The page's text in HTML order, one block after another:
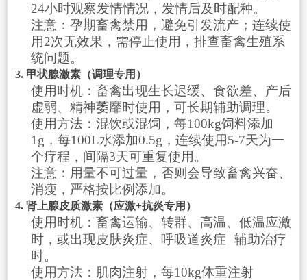
24小时观察发情情况，发情后及时配种。
注意：孕期畜禽禁用，避免引发流产；连续使
用2次无效果，需停止使用，排查畜禽生殖系
统问题。
3. 甲状腺激素（调理专用）
使用时机：畜禽出现生长迟缓、食欲差、产后
虚弱、精神萎靡时使用，可长期辅助调理。
使用方法：混饮或混饲，每100kg饲料添加
1g，每100L水添加0.5g，连续使用5-7天为一
个疗程，间隔3天可重复使用。
注意：用量不可过量，否则会导致畜禽兴奋、
消瘦，严格按比例添加。
4. 肾上腺皮质激素（应激+抗炎专用）
使用时机：畜禽运输、转群、高温、低温应激
时，或出现皮肤炎症、
呼吸道炎症
辅助治疗
时。
使用方法：肌肉注射，每10kg体重注射